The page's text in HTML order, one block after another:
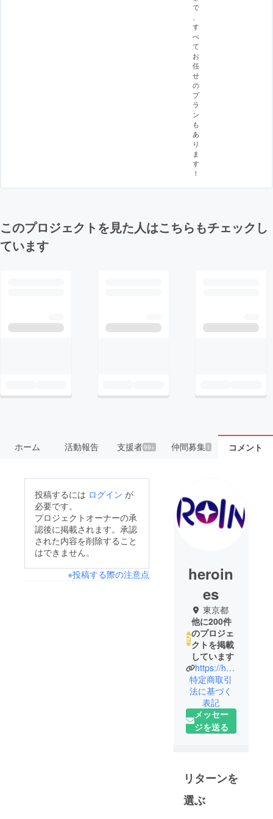
で
す
べ
て
お
任
せ
の
プ
ラ
ン
も
あ
り
ま
す
！
このプロジェクトを見た人はこちらもチェックし
ています
ホーム 活動報告 支援者99+ 仲間募集 1 コメント
投稿するには ログイン が
必要です。
プロジェクトオーナーの承
認後に掲載されます。承認
された内容を削除すること
はできません。
※投稿する際の注意点
heroin
es
東京都
他に200件
のプロジェ
クトを掲載
しています
https://heroines.jp/#/
特定商取引
法に基づく
表記
メッセー
ジを送る
リターンを
選ぶ